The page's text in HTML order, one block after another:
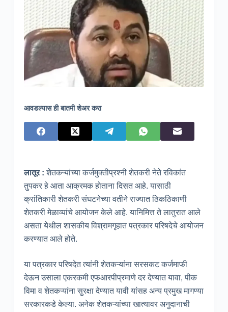
आवडल्यास ही बातमी शेअर करा
लातूर : शेतकऱ्यांच्या कर्जमुक्तीप्रश्नी शेतकरी नेते रविकांत
तुपकर हे आता आक्रमक होताना दिसत आहे. यासाठी
क्रांतिकारी शेतकरी संघटनेच्या वतीने राज्यात ठिकठिकाणी
शेतकरी मेळाव्यांचे आयोजन केले आहे. यानिमित्त ते लातुरात आले
असता येथील शासकीय विश्रामगृहात पत्रकार परिषदेचे आयोजन
करण्यात आले होते.
या पत्रकार परिषदेत त्यांनी शेतकऱ्यांना सरसकट कर्जमाफी
देऊन उसाला एकरकमी एफआरपीप्रमाणे दर देण्यात यावा, पीक
विमा व शेतकऱ्यांना सुरक्षा देण्यात यावी यांसह अन्य प्रमुख मागण्या
सरकारकडे केल्या. अनेक शेतकऱ्यांच्या खात्यावर अनुदानाची